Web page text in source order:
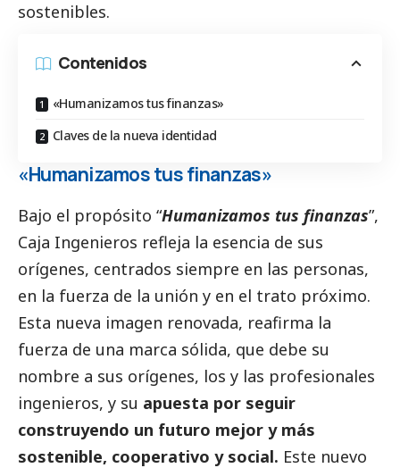
sostenibles.
Contenidos
«Humanizamos tus finanzas»
Claves de la nueva identidad
«Humanizamos tus finanzas»
Bajo el propósito “Humanizamos tus finanzas”,
Caja Ingenieros refleja la esencia de sus
orígenes, centrados siempre en las personas,
en la fuerza de la unión y en el trato próximo.
Esta nueva imagen renovada, reafirma la
fuerza de una marca sólida, que debe su
nombre a sus orígenes, los y las profesionales
ingenieros, y su apuesta por seguir
construyendo un futuro mejor y más
sostenible, cooperativo y social. Este nuevo